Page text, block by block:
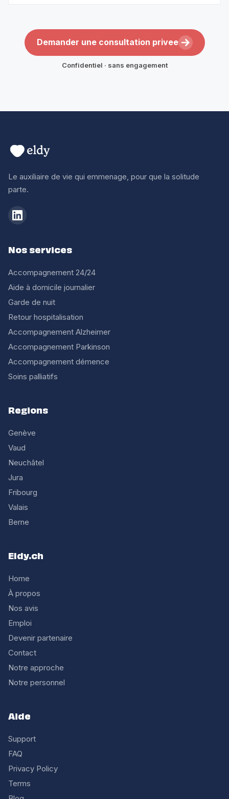
Demander une consultation privee
Confidentiel · sans engagement
Le auxiliaire de vie qui emmenage, pour que la solitude
parte.
Nos services
Accompagnement 24/24
Aide à domicile journalier
Garde de nuit
Retour hospitalisation
Accompagnement Alzheimer
Accompagnement Parkinson
Accompagnement démence
Soins palliatifs
Regions
Genève
Vaud
Neuchâtel
Jura
Fribourg
Valais
Berne
Eldy.ch
Home
À propos
Nos avis
Emploi
Devenir partenaire
Contact
Notre approche
Notre personnel
Aide
Support
FAQ
Privacy Policy
Terms